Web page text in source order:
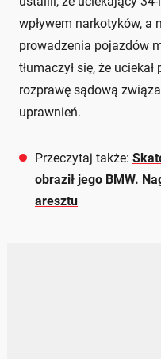
wpływem narkotyków, a
prowadzenia pojazdów
tłumaczył się, że
rozprawę sądową
uprawnień.
Przeczytaj także:
obraził jego BMW.
aresztu